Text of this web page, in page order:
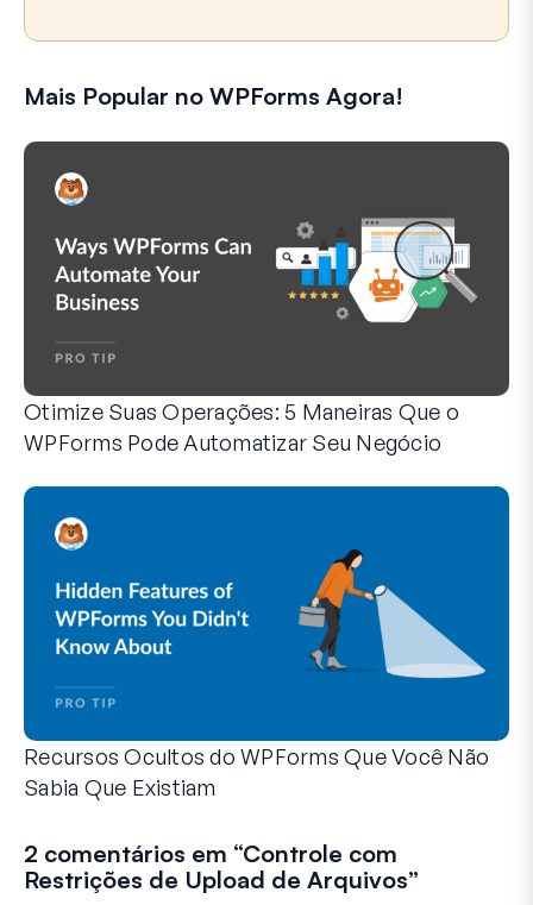
Mais Popular no WPForms Agora!
Otimize Suas Operações: 5 Maneiras Que o
WPForms Pode Automatizar Seu Negócio
Recursos Ocultos do WPForms Que Você Não
Sabia Que Existiam
2 comentários em “Controle com
Restrições de Upload de Arquivos”